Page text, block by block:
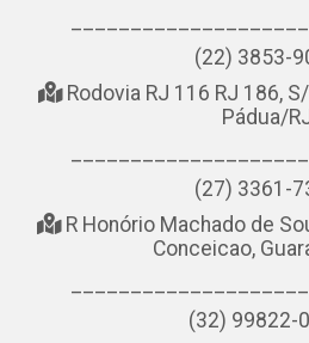
(22) 3853-
Rodovia RJ 116 RJ 186,
Pádua/
(27) 3361-
R Honório Machado de
Conceicao,
(32) 99822-